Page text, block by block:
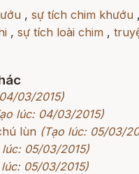
, sự tích chim khướu ,
, sự tích loài chim ,
03/2015)
lúc: 04/03/2015)
lùn (Tạo lúc: 05/03/
lúc: 05/03/2015)
lúc: 05/03/2015)